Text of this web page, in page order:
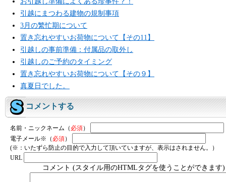
引越にまつわる建物の規制事項
3月の繁忙期について
置き忘れやすいお荷物について【その11】
引越しの事前準備：付属品の取外し
引越しのご予約のタイミング
置き忘れやすいお荷物について【その９】
真夏日でした。
コメントする
名前・ニックネーム（ 必須）
電子メール※（ 必須）
(※：いたずら防止の目的で入力して頂いていますが、表示はされません。）
URL
コメント (スタイル用のHTMLタグを使うことができます)